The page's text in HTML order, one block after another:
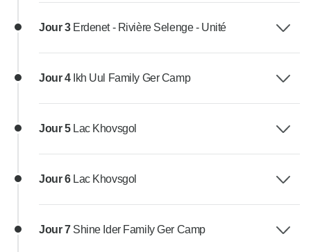
Jour 3 Erdenet - Rivière Selenge - Unité
Jour 4 Ikh Uul Family Ger Camp
Jour 5 Lac Khovsgol
Jour 6 Lac Khovsgol
Jour 7 Shine Ider Family Ger Camp